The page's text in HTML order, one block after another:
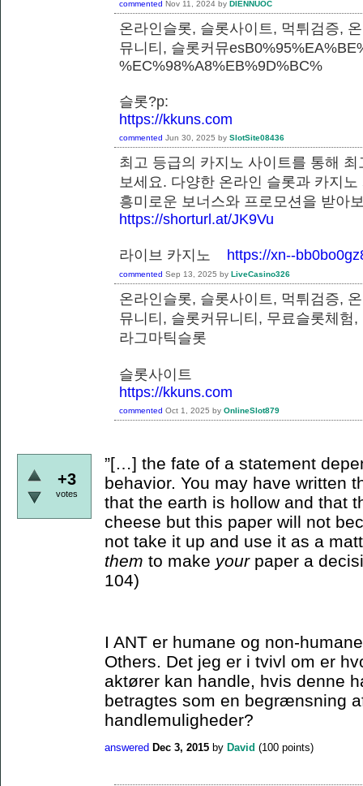
commented Nov 11, 2024 by DIENNUOC
온라인슬롯, 슬롯사이트, 먹튀검증,
뮤니티, 슬롯커뮤
%EC%98%A8%EB%9D%BC%
슬롯?p:
https://kkuns.com
commented Jun 30, 2025 by SlotSite08436
최고 등급의 카지노 사이트를 통해
보세요. 다양한 온라인 슬롯과 카지
흥미로운 보너스와 프로모션을 받
https://shorturl.at/JK9Vu
라이브 카지노 https://xn--
commented Sep 13, 2025 by LiveCasino326
온라인슬롯, 슬롯사이트, 먹튀검증,
뮤니티, 슬롯커뮤니티, 무료슬롯체험
라그마틱슬롯
슬롯사이트
https://kkuns.com
commented Oct 1, 2025 by OnlineSlot879
+3
votes
”[…] the fate of a statement
behavior. You may have written
that the earth is hollow and that
cheese but this paper will not
not take it up and use it as a
them to make your paper a
104)
I ANT er humane og non-
Others. Det jeg er i tvivl om er
aktører kan handle, hvis denne
betragtes som en begrænsning
handlemuligheder?
answered Dec 3, 2015 by David (100 points)